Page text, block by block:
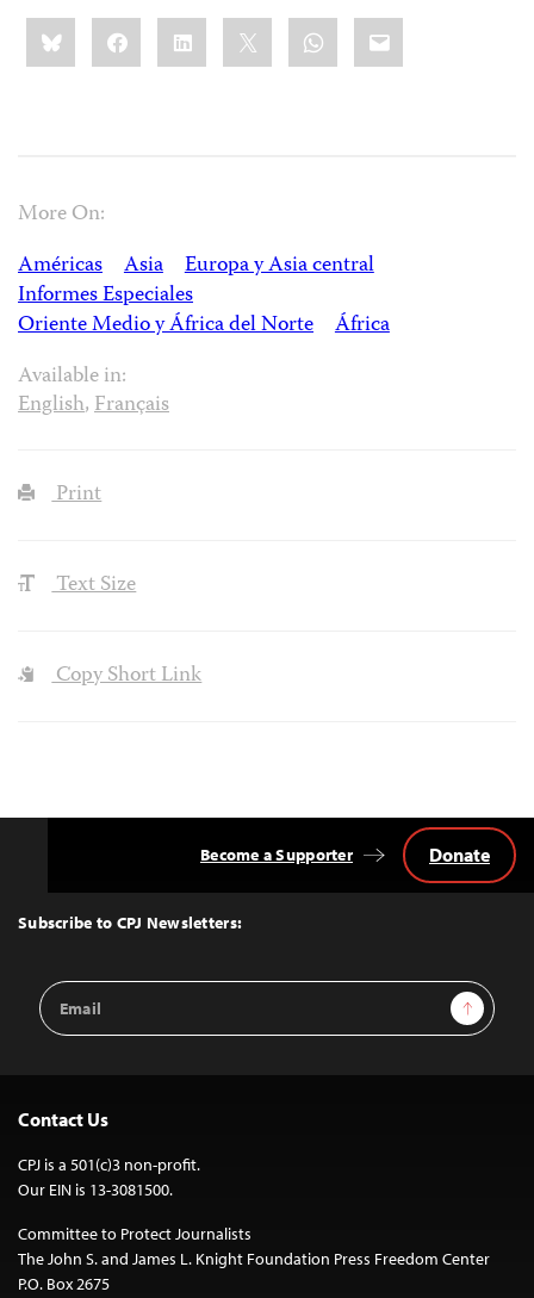
Share
this:BlueskyFacebookLinkedIn WhatsApp
Email
More On:
Américas
Asia
Europa y Asia central
Informes Especiales
Oriente Medio y África del Norte
África
Available in:
English,Français
Print
Text Size
Copy Short Link
Top
Subscribe to CPJ Newsletters:
Email
Address
Sign Up
Become a Supporter Donate
Contact Us
CPJ is a 501(c)3 non-profit.
Our EIN is 13-3081500.
Committee to Protect Journalists
The John S. and James L. Knight Foundation Press Freedom Center
P.O. Box 2675